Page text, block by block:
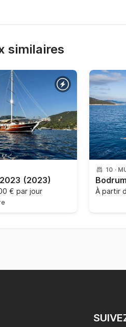
similaires
(2023)
€ par jour
10 ·
À partir